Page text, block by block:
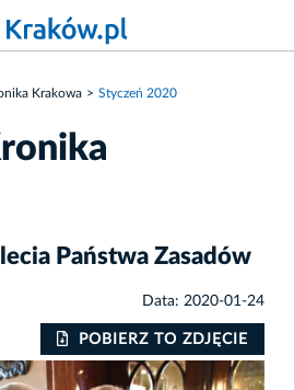
Krakowa Styczeń 2020
Państwa Zasadów
Data: 2020-01-24
POBIERZ TO ZDJĘCIE